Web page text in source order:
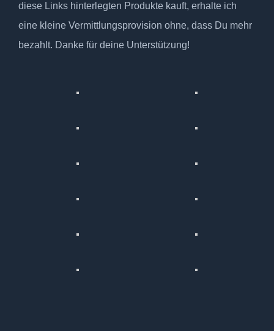
diese Links hinterlegten Produkte kauft, erhalte ich
eine kleine Vermittlungsprovision ohne, dass Du mehr
bezahlt. Danke für deine Unterstützung!